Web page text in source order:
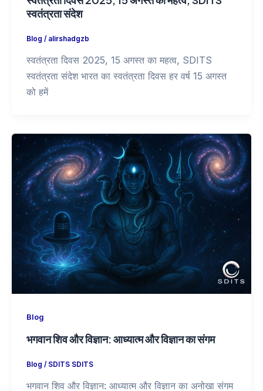
Blog
Blog/SDITS SDITS
भगवान शिव और विज्ञान: आध्यात्म और विज्ञान का अनोखा संगम
भारतीय संस्कृति में भगवान शिव को विनाश और सृजन दोनों